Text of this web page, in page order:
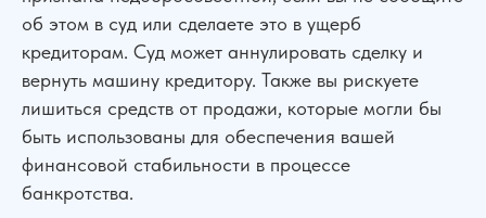
Написать в WhatsApp
Адрес нашего офиса
об этом в суд или сделаете это в ущерб
кредиторам. Суд может аннулировать сделку и
вернуть машину кредитору. Также вы рискуете
лишиться средств от продажи, которые могли бы
быть использованы для обеспечения вашей
финансовой стабильности в процессе
банкротства.
УПРАВА ТМ групп © Все права защищены. Зарегистрирован товарный
Политика конфиденциальности
Пользовательское соглашение
Согласие на обработку персональных данных
Карта сайта